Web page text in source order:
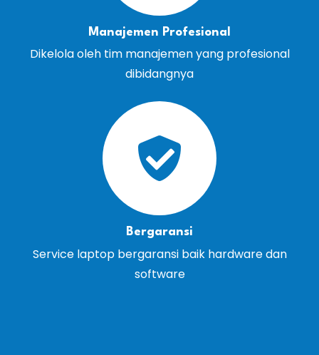
Manajemen Profesional
Dikelola oleh tim manajemen yang profesional
dibidangnya
Bergaransi
Service laptop bergaransi baik hardware dan
software